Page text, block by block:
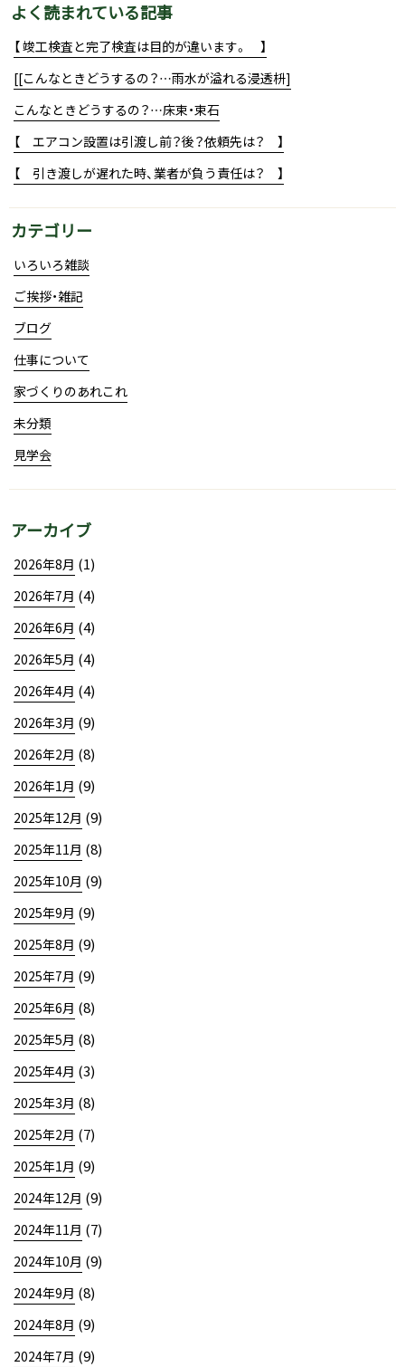
よく読まれている記事
【 竣工検査と完了検査は目的が違います。 】
[[こんなときどうするの？…雨水が溢れる浸透枡]
こんなときどうするの？…床束・束石
【 エアコン設置は引渡し前？後？依頼先は？ 】
【 引き渡しが遅れた時、業者が負う責任は？ 】
カテゴリー
いろいろ雑談
ご挨拶・雑記
ブログ
仕事について
家づくりのあれこれ
未分類
見学会
アーカイブ
2026年8月 (1)
2026年7月 (4)
2026年6月 (4)
2026年5月 (4)
2026年4月 (4)
2026年3月 (9)
2026年2月 (8)
2026年1月 (9)
2025年12月 (9)
2025年11月 (8)
2025年10月 (9)
2025年9月 (9)
2025年8月 (9)
2025年7月 (9)
2025年6月 (8)
2025年5月 (8)
2025年4月 (3)
2025年3月 (8)
2025年2月 (7)
2025年1月 (9)
2024年12月 (9)
2024年11月 (7)
2024年10月 (9)
2024年9月 (8)
2024年8月 (9)
2024年7月 (9)